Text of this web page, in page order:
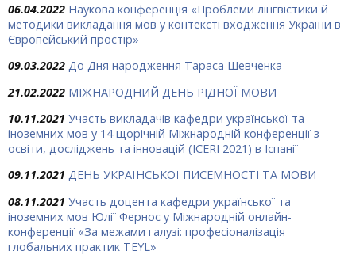
06.04.2022 Наукова конференція «Проблеми лінгвістики й
методики викладання мов у контексті входження України в
Європейський простір»
09.03.2022 До Дня народження Тараса Шевченка
21.02.2022 МІЖНАРОДНИЙ ДЕНЬ РІДНОЇ МОВИ
10.11.2021 Участь викладачів кафедри української та
іноземних мов у 14 щорічній Міжнародній конференції з
освіти, досліджень та інновацій (ICERI 2021) в Іспанії
09.11.2021 ДЕНЬ УКРАЇНСЬКОЇ ПИСЕМНОСТІ ТА МОВИ
08.11.2021 Участь доцента кафедри української та
іноземних мов Юлії Фернос у Міжнародній онлайн-
конференції «За межами галузі: професіоналізація
глобальних практик TEYL»